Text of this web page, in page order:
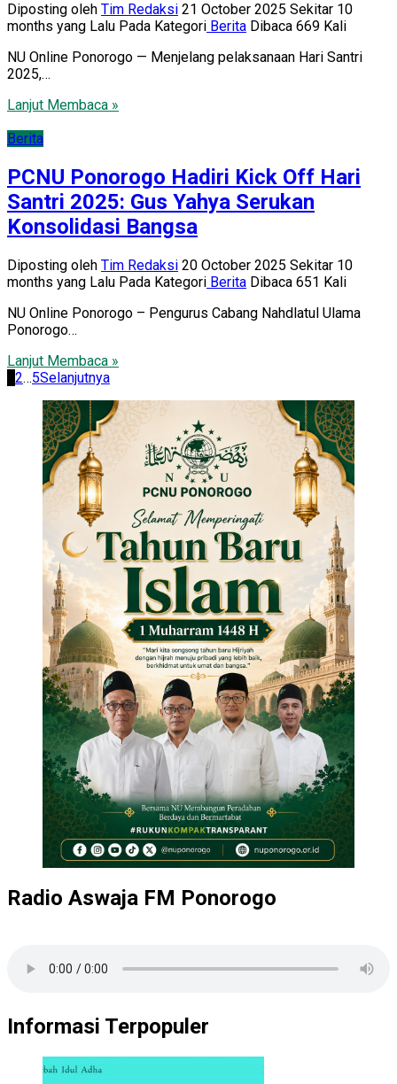
Diposting oleh Tim Redaksi 21 October 2025 Sekitar 10
months yang Lalu Pada Kategori Berita Dibaca 669 Kali
NU Online Ponorogo — Menjelang pelaksanaan Hari Santri
2025,…
Lanjut Membaca »
Berita
PCNU Ponorogo Hadiri Kick Off Hari
Santri 2025: Gus Yahya Serukan
Konsolidasi Bangsa
Diposting oleh Tim Redaksi 20 October 2025 Sekitar 10
months yang Lalu Pada Kategori Berita Dibaca 651 Kali
NU Online Ponorogo – Pengurus Cabang Nahdlatul Ulama
Ponorogo…
Lanjut Membaca »
Posts
pagination
2…5Selanjutnya
Radio Aswaja FM Ponorogo
Informasi Terpopuler